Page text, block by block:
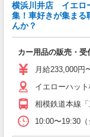
横浜川井店 イエロ
集！車好きが集まる
んか？
カー用品の販売・受
月給233,000円
イエローハッ
相模鉄道本線
10:00〜19:30